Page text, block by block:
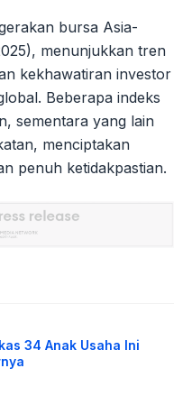
bursa Asia-
menunjukkan tren
kekhawatiran investor
Beberapa indeks
sementara yang lain
menciptakan
penuh ketidakpastian.
34 Anak Usaha Ini